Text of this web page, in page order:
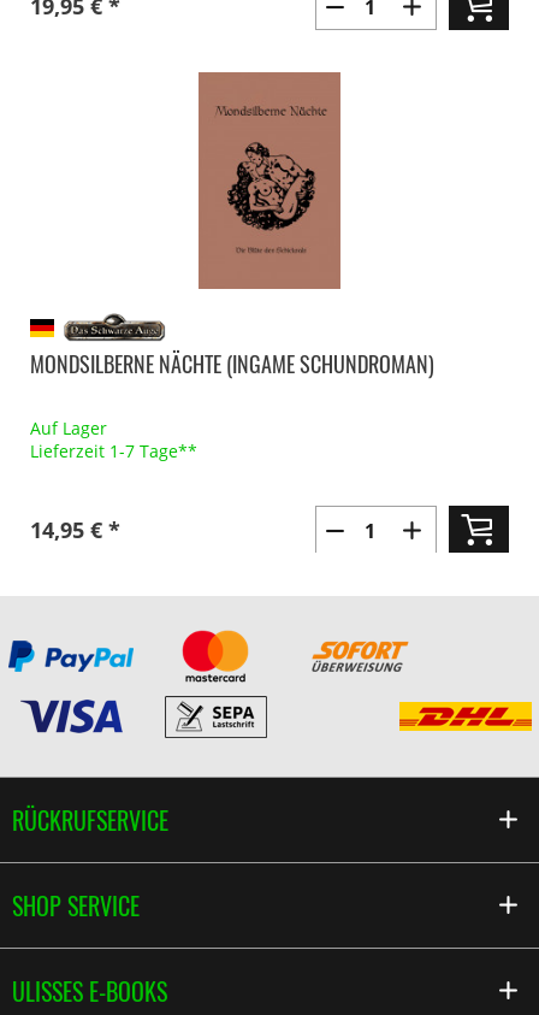
19,95 € *
MONDSILBERNE NÄCHTE (INGAME SCHUNDROMAN)
Auf Lager
Lieferzeit 1-7 Tage**
14,95 € *
RÜCKRUFSERVICE
SHOP SERVICE
ULISSES E-BOOKS